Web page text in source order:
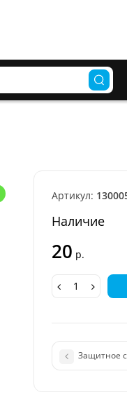
Артикул:
Наличие
20 р.
Защитное